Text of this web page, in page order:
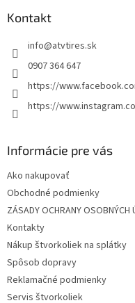
Kontakt
info@atvtires.sk
0907 364 647
https://
https://
Informácie pre vás
Ako nakupovať
Obchodné podmienky
ZÁSADY OCHRANY OSOBNÝCH
Kontakty
Nákup štvorkoliek na splátky
Spôsob dopravy
Reklamačné podmienky
Servis štvorkoliek